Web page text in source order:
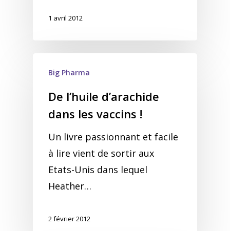
1 avril 2012
Big Pharma
De l’huile d’arachide
dans les vaccins !
Un livre passionnant et facile
à lire vient de sortir aux
Etats-Unis dans lequel
Heather…
2 février 2012